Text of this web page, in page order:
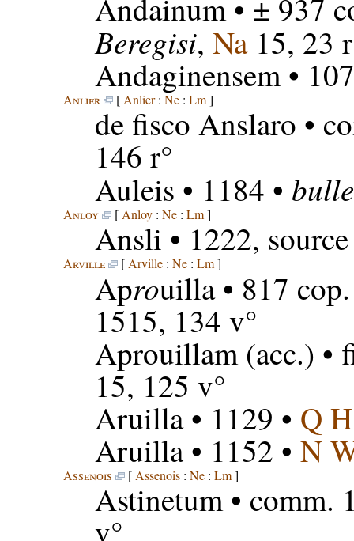
Andainum• ± 937
Beregisi, Na15, 23
Andaginensem•
Anlier [ Anlier: Ne: Lm]
de fisco Anslaro •
146 r°
Auleis • 1184 • bulle
Anloy [ Anloy: Ne: Lm]
Ansli • 1222,
Arville [ Arville: Ne: Lm]
Aprouilla• 817
1515, 134 v°
Aprouillam(acc.) •
15, 125 v°
Aruilla• 1129 • Q H
Aruilla• 1152 • N
Assenois [ Assenois: Ne: Lm]
Astinetum• comm.
v°